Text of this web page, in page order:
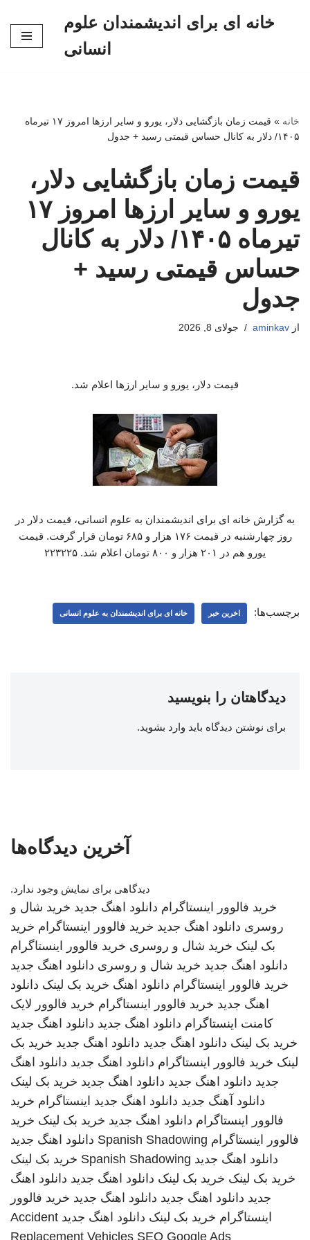
خانه ای برای اندیشمندان علوم
انسانی
خانه »
قیمت زمان بازگشایی دلار، یورو و سایر ارزها امروز ۱۷ تیرماه
۱۴۰۵/ دلار به کانال حساس قیمتی رسید + جدول
قیمت زمان بازگشایی دلار،
یورو و سایر ارزها امروز ۱۷
تیرماه ۱۴۰۵/ دلار به کانال
حساس قیمتی رسید +
جدول
از aminkav جولای 8, 2026
قیمت دلار، یورو و سایر ارزها اعلام شد.
به گزارش خانه ای برای اندیشمندان به علوم انسانی، قیمت دلار در
روز چهارشنبه در قیمت ۱۷۶ هزار و ۶۸۵ تومان قرار گرفت. قیمت
یورو هم در ۲۰۱ هزار و ۸۰۰ تومان اعلام شد. ۲۲۳۲۲۵
برچسب‌ها: اخرین خبر خانه ای برای اندیشمندان به علوم انسانی
دیدگاهتان را بنویسید
برای نوشتن دیدگاه باید وارد بشوید.
آخرین دیدگاه‌ها
دیدگاهی برای نمایش وجود ندارد.
خرید فالوور اینستاگرام دانلود اهنگ جدید خرید شال و
روسری دانلود اهنگ جدید خرید فالوور اینستاگرام خرید
بک لینک خرید شال و روسری خرید فالوور اینستاگرام
دانلود اهنگ جدید خرید شال و روسری دانلود اهنگ جدید
خرید فالوور اینستاگرام دانلود اهنگ خرید بک لینک دانلود
اهنگ جدید خرید فالوور اینستاگرام خرید فالوور لایک
کامنت اینستاگرام دانلود اهنگ جدید دانلود اهنگ جدید
خرید بک لینک دانلود اهنگ جدید دانلود اهنگ جدید خرید بک
لینک خرید فالوور اینستاگرام دانلود اهنگ جدید دانلود اهنگ
جدید دانلود اهنگ جدید دانلود اهنگ جدید خرید بک لینک
دانلود آهنگ جدید دانلود اهنگ جدید اینستاگرام خرید
فالوور اینستاگرام دانلود اهنگ جدید خرید بک لینک خرید
فالوور اینستاگرام Spanish Shadowing دانلود اهنگ جدید
دانلود اهنگ جدید Spanish Shadowing خرید بک لینک
خرید بک لینک خرید بک لینک دانلود اهنگ جدید دانلود اهنگ
جدید دانلود اهنگ جدید دانلود اهنگ جدید خرید فالوور
اینستاگرام خرید بک لینک دانلود اهنگ جدید Accident
Replacement Vehicles SEO Google Ads